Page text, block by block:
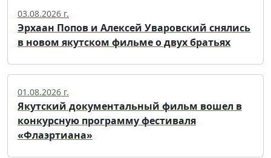
03.08.2026 г.
Эрхаан Попов и Алексей Уваровский снялись
в новом якутском фильме о двух братьях
01.08.2026 г.
Якутский документальный фильм вошел в
конкурсную программу фестиваля
«Флаэртиана»